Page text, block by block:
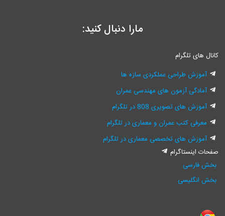
مارا دنبال کنید:
کانال های تلگرام
آموزش طراحی عملکردی سازه ها
آمادگی آزمون های مهندسی عمران
آموزش های تصویری 808 در تلگرام
معرفی کتب عمران و معماری در تلگرام
آموزش های تخصصی معماری در تلگرام
صفحات اینستاگرام
بخش فارسی
بخش انگلیسی